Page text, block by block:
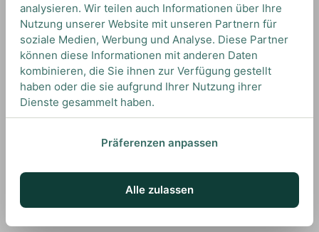
TIPS & TRICKS
HOW TO DRINK
Wir empfehlen diesen Whisky pur zu genießen
um all seine Aromen optimal wahrnehmen zu
analysieren. Wir teilen auch Informationen über Ihre
Nutzung unserer Website mit unseren Partnern für
soziale Medien, Werbung und Analyse. Diese Partner
können diese Informationen mit anderen Daten
kombinieren, die Sie ihnen zur Verfügung gestellt
haben oder die sie aufgrund Ihrer Nutzung ihrer
Dienste gesammelt haben.
Präferenzen anpassen
Alle zulassen